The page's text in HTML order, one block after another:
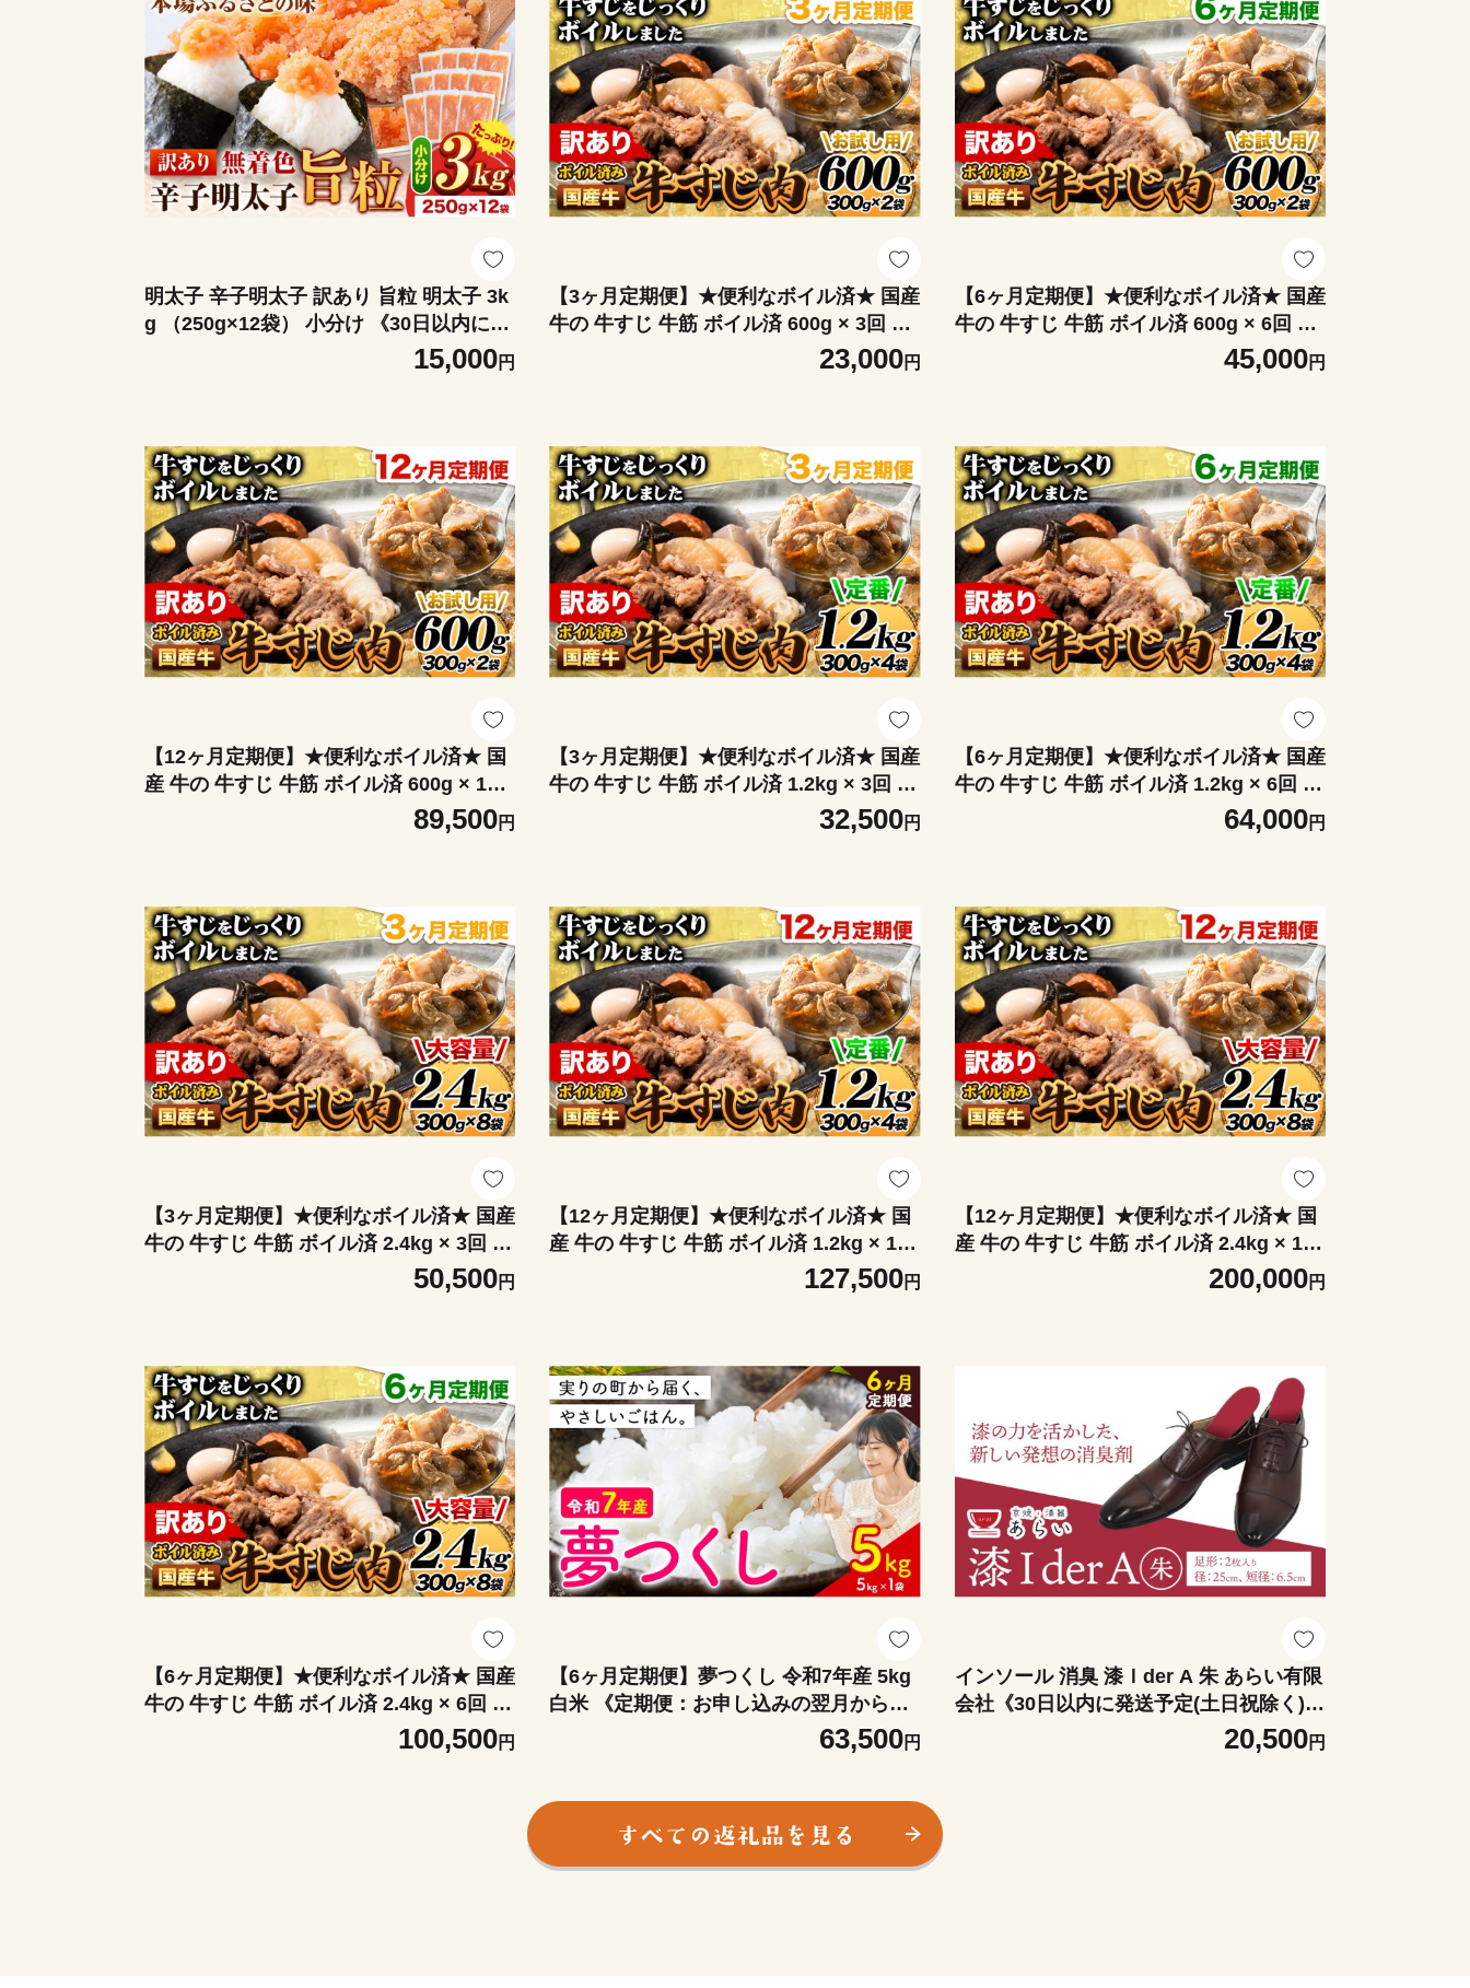
明太子 辛子明太子 訳あり 旨粒 明太子 3k
g （250g×12袋） 小分け 《30日以内に出
荷予定(土日祝除く)》 大容量 明太子 無着
色 辛子明太子 福岡 訳あり 辛子明太子 訳
15,000円
【3ヶ月定期便】★便利なボイル済★ 国産
牛の 牛すじ 牛筋 ボイル済 600g × 3回 1
袋 300g《お申込み月の翌月から出荷開
23,000円
【6ヶ月定期便】★便利なボイル済★ 国産
牛の 牛すじ 牛筋 ボイル済 600g × 6回 1
袋 300g《お申込み翌月から出荷》 訳あり
45,000円
【12ヶ月定期便】★便利なボイル済★ 国
産 牛の 牛すじ 牛筋 ボイル済 600g × 12
回 1袋 300g《お申込み翌月から出荷》 訳
89,500円
【3ヶ月定期便】★便利なボイル済★ 国産
牛の 牛すじ 牛筋 ボイル済 1.2kg × 3回 1
袋 300g《お申込み翌月から出荷》 訳あり
32,500円
【6ヶ月定期便】★便利なボイル済★ 国産
牛の 牛すじ 牛筋 ボイル済 1.2kg × 6回 1
袋 300g《お申込み翌月から出荷》 訳あり
64,000円
【3ヶ月定期便】★便利なボイル済★ 国産
牛の 牛すじ 牛筋 ボイル済 2.4kg × 3回 1
袋 300g《お申込み翌月から出荷》 訳あり
50,500円
【12ヶ月定期便】★便利なボイル済★ 国
産 牛の 牛すじ 牛筋 ボイル済 1.2kg × 12
回 1袋 300g《お申込み翌月から出荷》 訳
127,500円
【12ヶ月定期便】★便利なボイル済★ 国
産 牛の 牛すじ 牛筋 ボイル済 2.4kg × 12
回 1袋 300g《お申込み翌月から出荷》 訳
200,000円
【6ヶ月定期便】★便利なボイル済★ 国産
牛の 牛すじ 牛筋 ボイル済 2.4kg × 6回 1
袋 300g《お申込み翌月から出荷》 訳あり
100,500円
【6ヶ月定期便】夢つくし 令和7年産 5kg
白米 《定期便：お申し込みの翌月から出
荷》 お米 ごはん ご飯 rice kome63,500円
インソール 消臭 漆Ｉder A 朱 あらい有限
会社《30日以内に発送予定(土日祝除く)》
20,500円